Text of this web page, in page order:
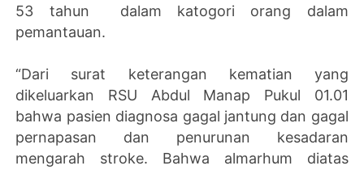
53 tahun dalam katogori orang dalam
pemantauan.
“Dari surat keterangan kematian yang
dikeluarkan RSU Abdul Manap Pukul 01.01
bahwa pasien diagnosa gagal jantung dan gagal
pernapasan dan penurunan kesadaran
mengarah stroke. Bahwa almarhum diatas